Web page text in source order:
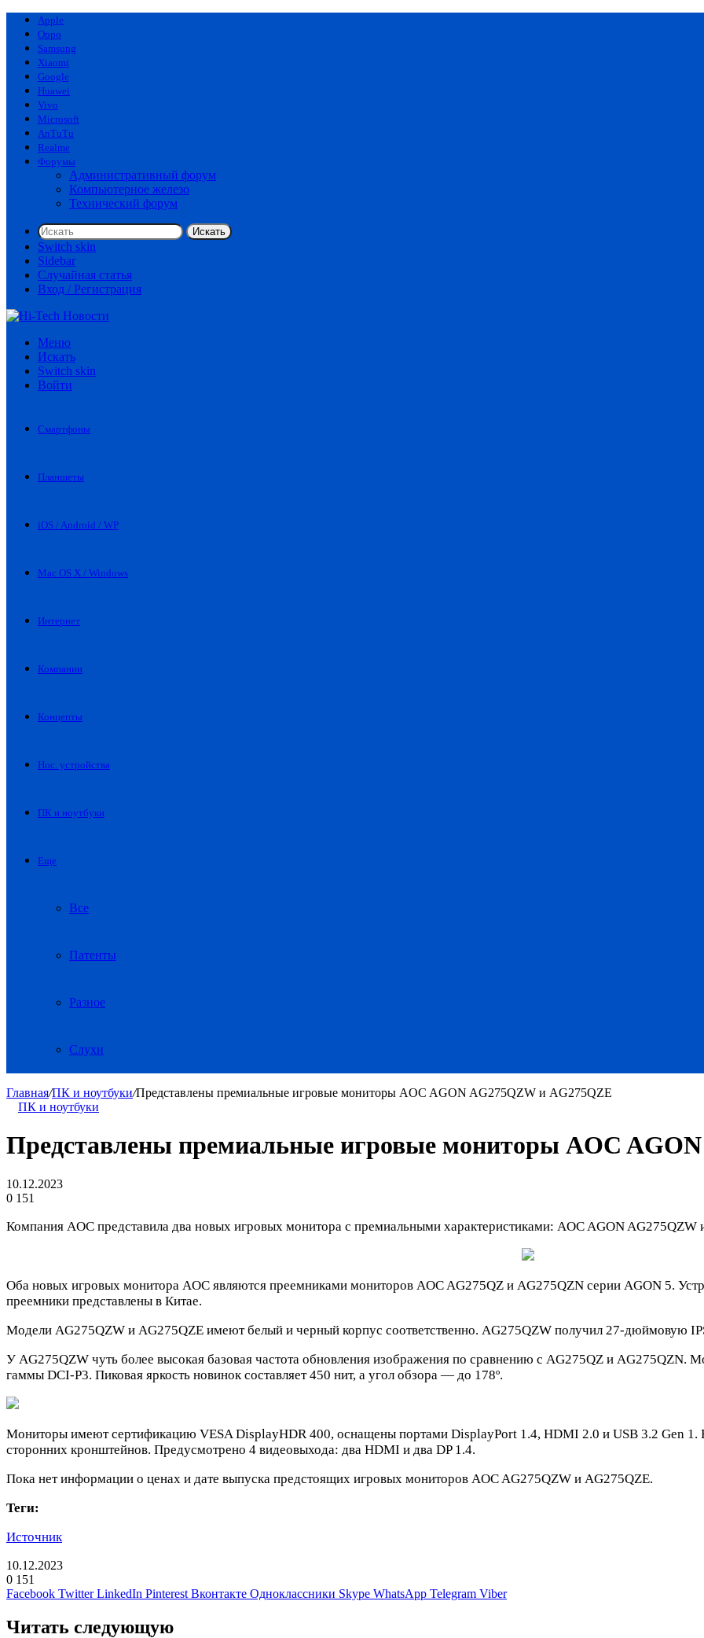
Apple
Oppo
Samsung
Xiaomi
Google
Huawei
Vivo
Microsoft
AnTuTu
Realme
Форумы
Административный форум
Компьютерное железо
Технический форум
Искать
Switch skin
Sidebar
Случайная статья
Вход / Регистрация
Меню
Искать
Switch skin
Войти
Смартфоны
Планшеты
iOS / Android / WP
Mac OS X / Windows
Интернет
Компании
Концепты
Нос. устройства
ПК и ноутбуки
Еще
Все
Патенты
Разное
Слухи
Главная/ПК и ноутбуки/Представлены премиальные игровые мониторы AOC AGON AG275QZW и AG275QZE
ПК и ноутбуки
Представлены премиальные игровые мониторы AOC
10.12.2023
0 151
Компания AOC представила два новых игровых монитора с премиальными характеристиками: AOC AGON AG275QZW
Оба новых игровых монитора AOC являются преемниками мониторов AOC AG275QZ и AG275QZN серии AGON 5.
преемники представлены в Китае.
Модели AG275QZW и AG275QZE имеют белый и черный корпус соответственно. AG275QZW получил 27-дюймовую
У AG275QZW чуть более высокая базовая частота обновления изображения по сравнению с AG275QZ и AG275QZN.
гаммы DCI-P3. Пиковая яркость новинок составляет 450 нит, а угол обзора — до 178º.
Мониторы имеют сертификацию VESA DisplayHDR 400, оснащены портами DisplayPort 1.4, HDMI 2.0 и USB 3.2 Gen 1. В
сторонних кронштейнов. Предусмотрено 4 видеовыхода: два HDMI и два DP 1.4.
Пока нет информации о ценах и дате выпуска предстоящих игровых мониторов AOC AG275QZW и AG275QZE.
Теги:
Источник
10.12.2023
0 151
Facebook Twitter LinkedIn Pinterest Вконтакте Одноклассники Skype WhatsApp Telegram Viber
Читать следующую